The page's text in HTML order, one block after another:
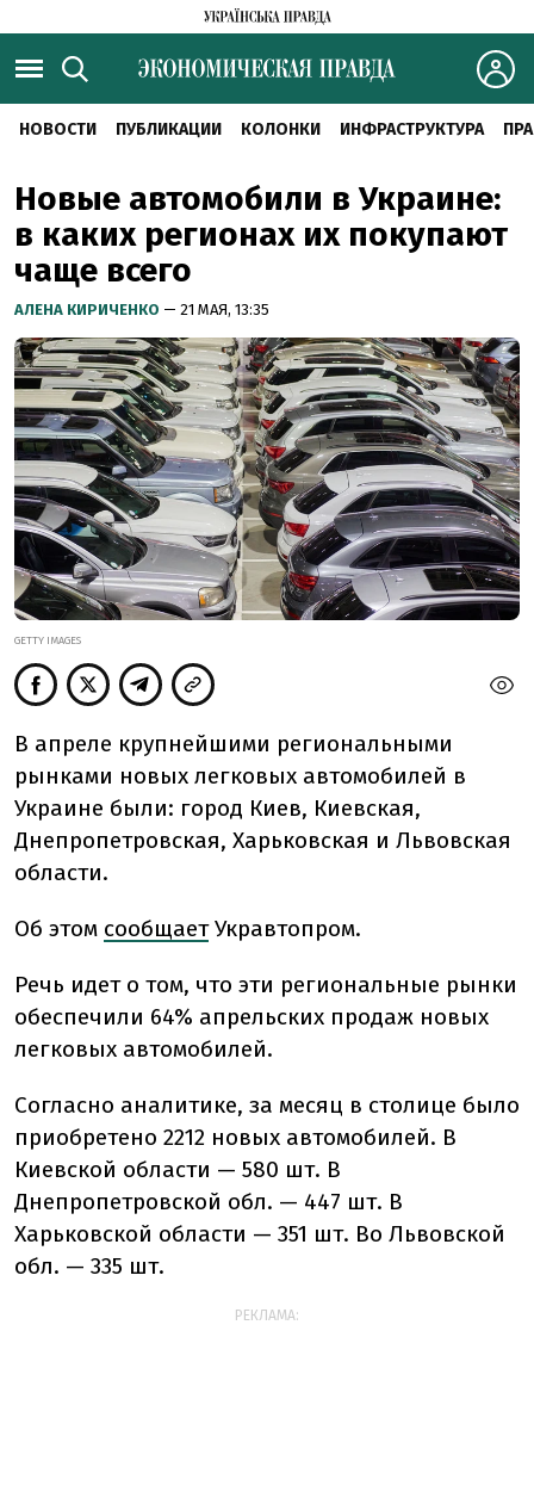
НОВОСТИ ПУБЛИКАЦИИ КОЛОНКИ ИНФРАСТРУКТУРА
Новые автомобили в Украине:
в каких регионах их покупают
чаще всего
АЛЕНА КИРИЧЕНКО — 21 МАЯ, 13:35
GETTY IMAGES
В апреле крупнейшими региональными
рынками новых легковых автомобилей в
Украине были: город Киев, Киевская,
Днепропетровская, Харьковская и Львовская
области.
Об этом сообщаетУкравтопром.
Речь идет о том, что эти региональные рынки
обеспечили 64% апрельских продаж новых
легковых автомобилей.
Согласно аналитике, за месяц в столице было
приобретено 2212 новых автомобилей. В
Киевской области — 580 шт. В
Днепропетровской обл. — 447 шт. В
Харьковской области — 351 шт. Во Львовской
обл. — 335 шт.
РЕКЛАМА: